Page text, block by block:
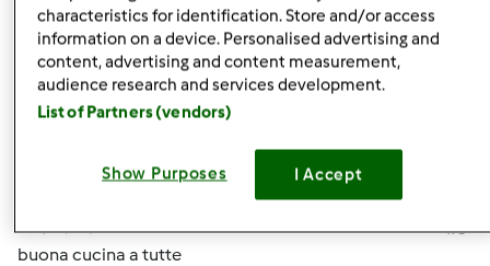
Anonimo (non verificato)
Gio, 02/20/2014 - 20:14
#3
buona cucina a tutte
characteristics for identification. Store and/or access
information on a device. Personalised advertising and
content, advertising and content measurement,
audience research and services development.
List of Partners (vendors)
Show Purposes I Accept